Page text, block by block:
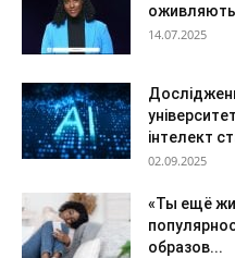
оживляють
14.07.2025
інтелект
02.09.2025
«Ты ещё
образов...